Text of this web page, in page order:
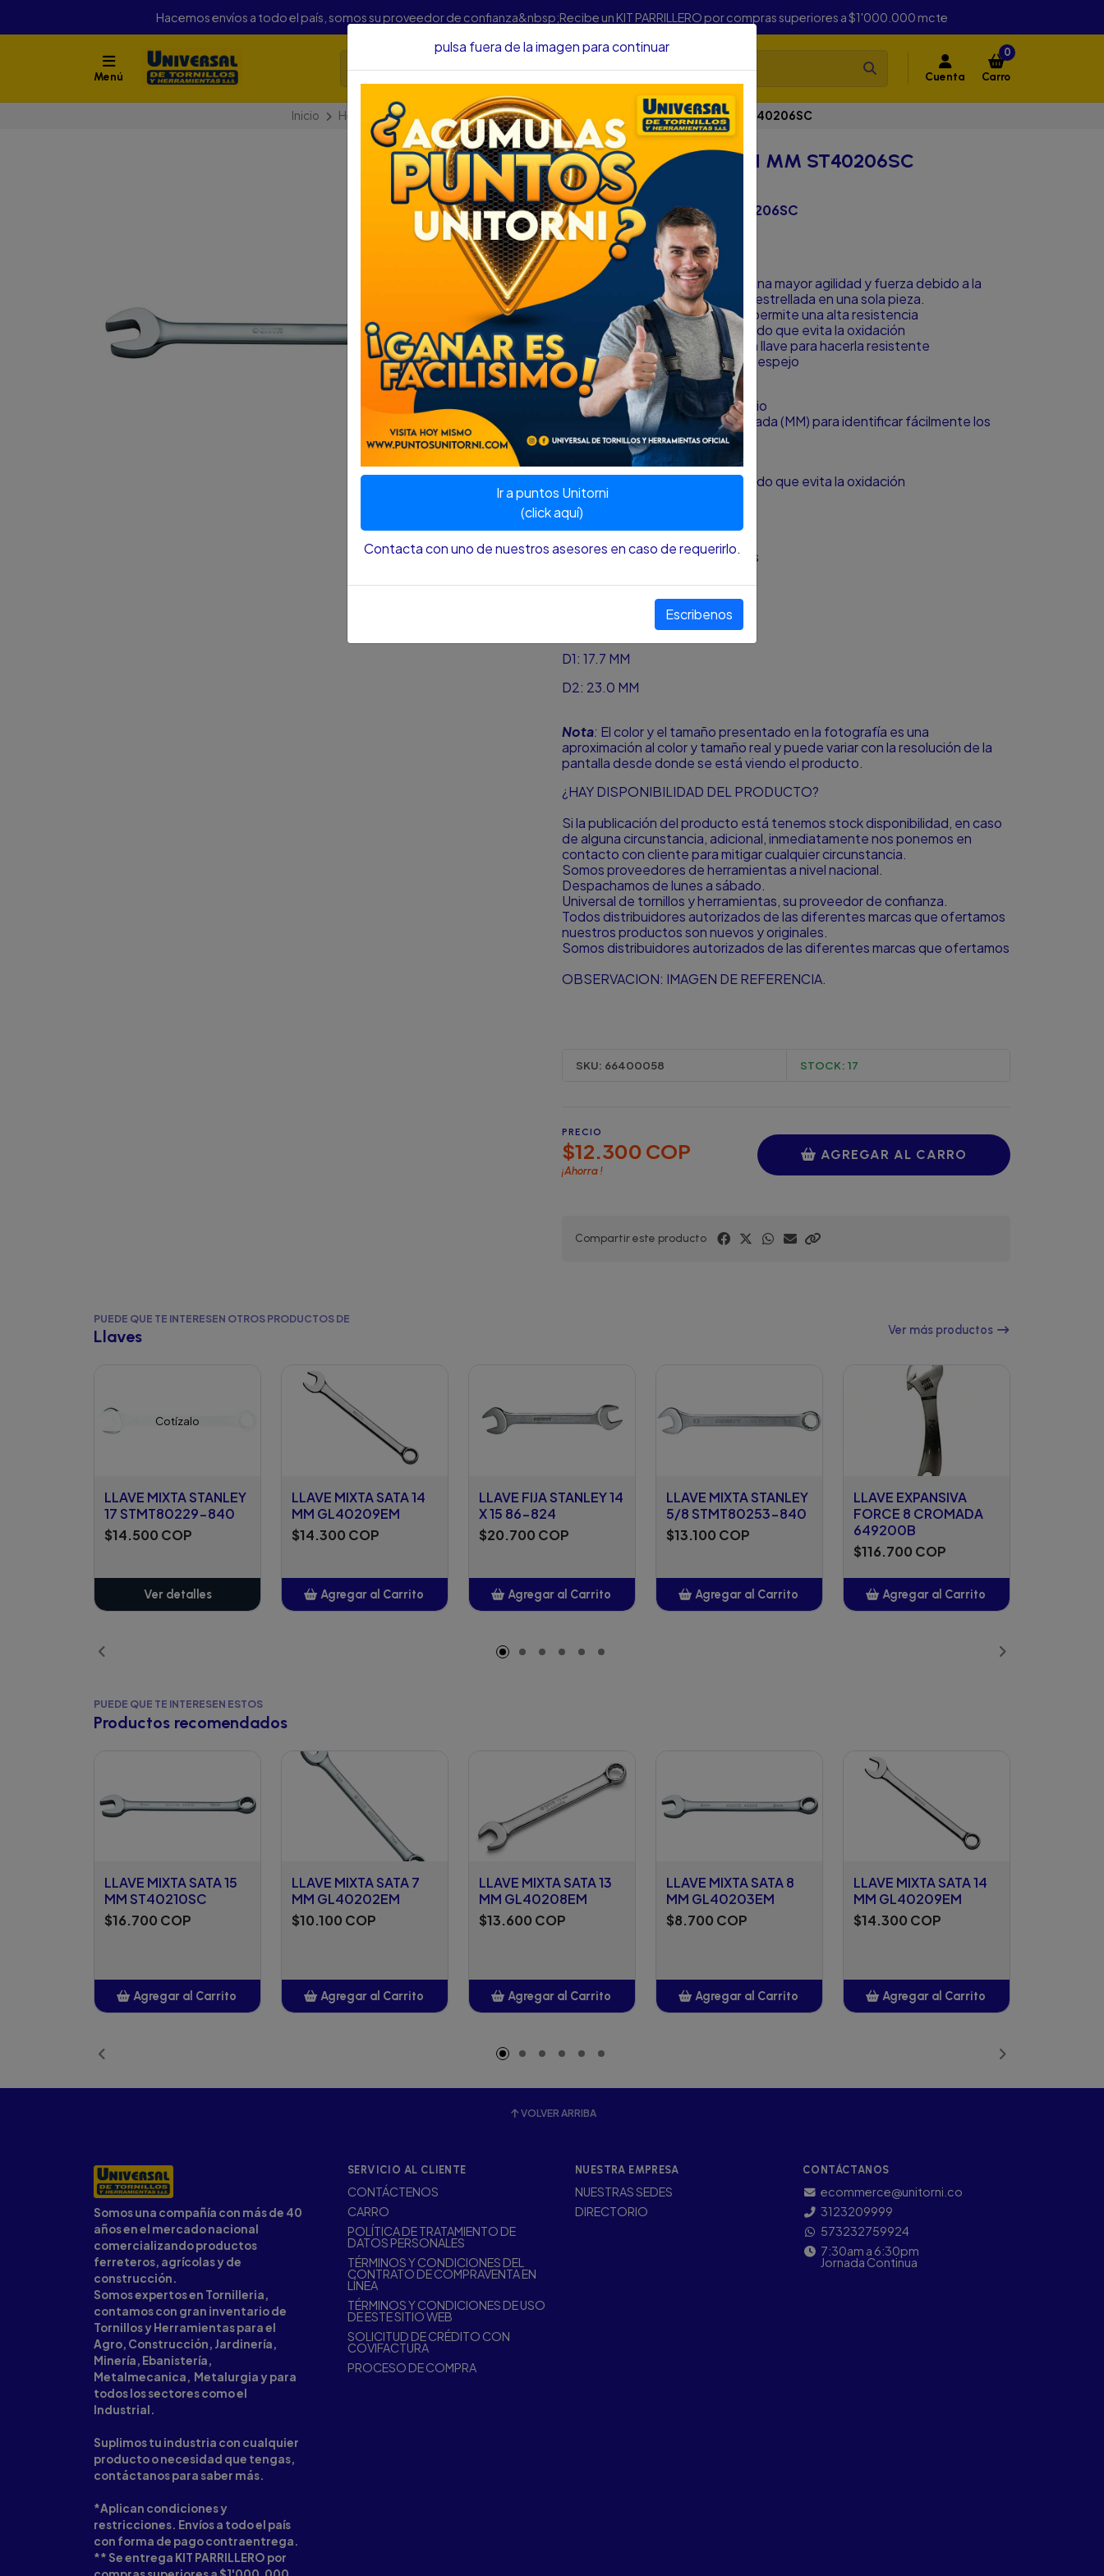
Hacemos envíos a todo el país, somos su proveedor de confianza&nbsp;Recibe un KIT PARRILLERO por compras superiores a $1'000.000 mcte
Menú Cuenta
0
Carro
Inicio Herramientas Herramienta Manual Llaves LLAVE MIXTA SATA 11 MM ST40206SC
LLAVE MIXTA SATA 11 MM ST40206SC
DESCRIPCIÓN
LLAVE MIXTA SATA 11MM ST40206SC
SKU...66400058
DESCRIPCIÓN...
Las llaves combinadas ofrecen una mayor agilidad y fuerza debido a la
unión de la llave boca fija y boca estrellada en una sola pieza.
Aleación en cromo vanadio que permite una alta resistencia
Recubrimiento en cromo niquelado que evita la oxidación
Temple adicional en la boca de la llave para hacerla resistente
Acabado bajo relieve - Acabado espejo
CARACTERÍSTICAS:
Hecho de acero al cromo-vanadio
Línea doble (SAE) y línea moleteada (MM) para identificar fácilmente los
zócalos estándar y métricos
Tecnología Surface
Recubrimiento en cromo niquelado que evita la oxidación
Marca bajo relieve.
100% Original SATA
Acabado: Brillante
Unidad Medida: S.A.E., Pulgadas
D1: 17.7 MM
D2: 23.0 MM
Nota: El color y el tamaño presentado en la fotografía es una
aproximación al color y tamaño real y puede variar con la resolución de la
pantalla desde donde se está viendo el producto.
¿HAY DISPONIBILIDAD DEL PRODUCTO?
Si la publicación del producto está tenemos stock disponibilidad, en caso
de alguna circunstancia, adicional, inmediatamente nos ponemos en
contacto con cliente para mitigar cualquier circunstancia.
Somos proveedores de herramientas a nivel nacional.
Despachamos de lunes a sábado.
Universal de tornillos y herramientas, su proveedor de confianza.
Todos distribuidores autorizados de las diferentes marcas que ofertamos
nuestros productos son nuevos y originales.
Somos distribuidores autorizados de las diferentes marcas que ofertamos
OBSERVACION: IMAGEN DE REFERENCIA.
SKU: 66400058 STOCK: 17
PRECIO
$12.300 COP
¡Ahorra!
AGREGAR AL CARRO
Compartir este producto
PUEDE QUE TE INTERESEN OTROS PRODUCTOS DE
Llaves Ver más productos
Cotízalo
LLAVE MIXTA STANLEY
17 STMT80229-840
$14.500 COP
Ver detalles
LLAVE MIXTA SATA 14
MM GL40209EM
$14.300 COP
Agregar al Carrito
LLAVE FIJA STANLEY 14
X 15 86-824
$20.700 COP
Agregar al Carrito
LLAVE MIXTA STANLEY
5/8 STMT80253-840
$13.100 COP
Agregar al Carrito
LLAVE EXPANSIVA
FORCE 8 CROMADA
649200B
$116.700 COP
Agregar al Carrito
PUEDE QUE TE INTERESEN ESTOS
Productos recomendados
LLAVE MIXTA SATA 15
MM ST40210SC
$16.700 COP
Agregar al Carrito
LLAVE MIXTA SATA 7
MM GL40202EM
$10.100 COP
Agregar al Carrito
LLAVE MIXTA SATA 13
MM GL40208EM
$13.600 COP
Agregar al Carrito
LLAVE MIXTA SATA 8
MM GL40203EM
$8.700 COP
Agregar al Carrito
LLAVE MIXTA SATA 14
MM GL40209EM
$14.300 COP
Agregar al Carrito
VOLVER ARRIBA
Somos una compañía con más de 40
años en el mercado nacional
comercializando productos
ferreteros, agrícolas y de
construcción.
Somos expertos en Tornilleria,
contamos con gran inventario de
Tornillos y Herramientas para el
Agro, Construcción, Jardinería,
Minería, Ebanistería,
Metalmecanica, Metalurgia y para
todos los sectores como el
Industrial.
Suplimos tu industria con cualquier
producto o necesidad que tengas,
contáctanos para saber más.
*Aplican condiciones y
restricciones. Envíos a todo el país
con forma de pago contraentrega.
** Se entrega KIT PARRILLERO por
SERVICIO AL CLIENTE
CONTÁCTENOS
CARRO
POLÍTICA DE TRATAMIENTO DE
DATOS PERSONALES
TÉRMINOS Y CONDICIONES DEL
CONTRATO DE COMPRAVENTA EN
LÍNEA
TÉRMINOS Y CONDICIONES DE USO
DE ESTE SITIO WEB
SOLICITUD DE CRÉDITO CON
COVIFACTURA
PROCESO DE COMPRA
NUESTRA EMPRESA
NUESTRAS SEDES
DIRECTORIO
CONTÁCTANOS
ecommerce@unitorni.co
3123209999
573232759924
7:30am a 6:30pm
Jornada Continua
pulsa fuera de la imagen para continuar
Ir a puntos Unitorni
(click aquí)
Contacta con uno de nuestros asesores en caso de requerirlo.
Escribenos